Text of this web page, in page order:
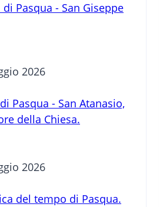
Pasqua - San Giseppe
2026
Pasqua - San Atanasio,
della Chiesa.
2026
del tempo di Pasqua.